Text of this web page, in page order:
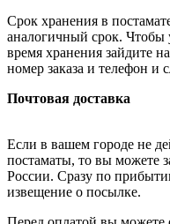
Срок хранения в
аналогичный срок.
время хранения зайдите
номер заказа и телефон и
Почтовая доставка
Если в вашем городе не
постаматы, то вы можете
России. Сразу по
извещение о посылке.